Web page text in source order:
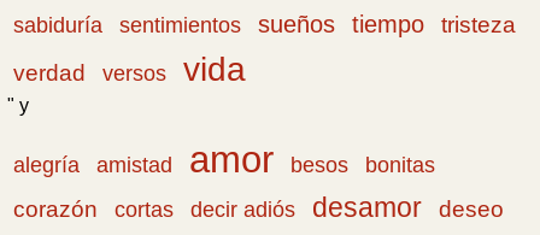
sabiduría sentimientos sueños tiempo
tristeza
verdad
versos vida
" y
alegría amistad amor besos
bonitas
corazón
cortas decir adiós desamor deseo